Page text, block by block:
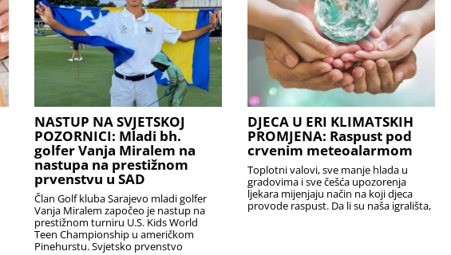
NASTUP NA SVJETSKOJ
POZORNICI: Mladi bh.
golfer Vanja Miralem na
nastupa na prestižnom
prvenstvu u SAD
Član Golf kluba Sarajevo mladi golfer
Vanja Miralem započeo je nastup na
prestižnom turniru U.S. Kids World
Teen Championship u američkom
Pinehurstu. Svjetsko prvenstvo
DJECA U ERI KLIMATSKIH
PROMJENA: Raspust pod
crvenim meteoalarmom
Toplotni valovi, sve manje hlada u
gradovima i sve češća upozorenja
ljekara mijenjaju način na koji djeca
provode raspust. Da li su naša igrališta,